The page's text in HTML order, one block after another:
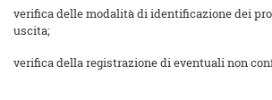
verifica delle modalità di identificazione dei
uscita;
verifica della registrazione di eventuali non